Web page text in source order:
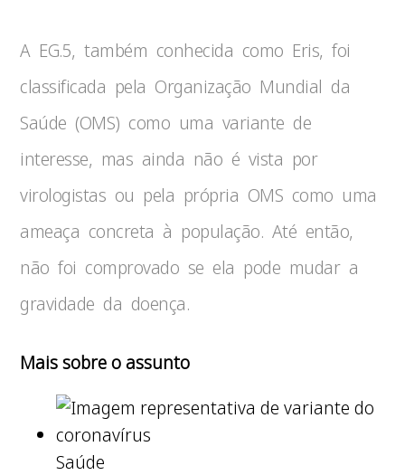
A EG.5, também conhecida como Eris, foi
classificada pela Organização Mundial da
Saúde (OMS) como uma variante de
interesse, mas ainda não é vista por
virologistas ou pela própria OMS como uma
ameaça concreta à população. Até então,
não foi comprovado se ela pode mudar a
gravidade da doença.
Mais sobre o assunto
Saúde